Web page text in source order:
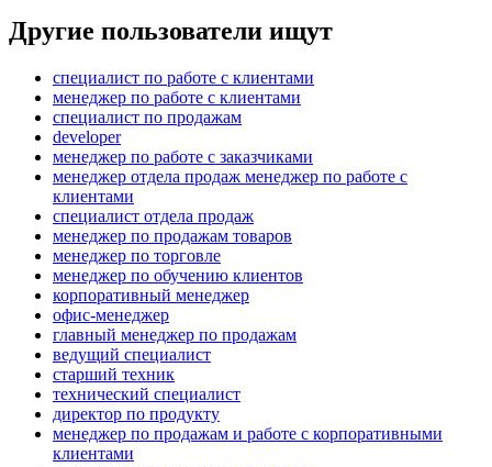
Другие пользователи ищут
специалист по работе с клиентами
менеджер по работе с клиентами
специалист по продажам
developer
менеджер по работе с заказчиками
менеджер отдела продаж менеджер по работе с
клиентами
специалист отдела продаж
менеджер по продажам товаров
менеджер по торговле
менеджер по обучению клиентов
корпоративный менеджер
офис-менеджер
главный менеджер по продажам
ведущий специалист
старший техник
технический специалист
директор по продукту
менеджер по продажам и работе с корпоративными
клиентами